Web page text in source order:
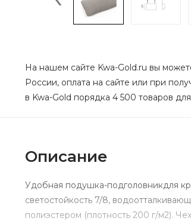
На нашем сайте Kwa-Gold.ru вы
России, оплата на сайте или при
в Kwa-Gold порядка 4 500 товаров
Описание
Удобная подушка-подголовникдля
светостойкость 7/8,
полиэстером (плотность 200 г/м2).